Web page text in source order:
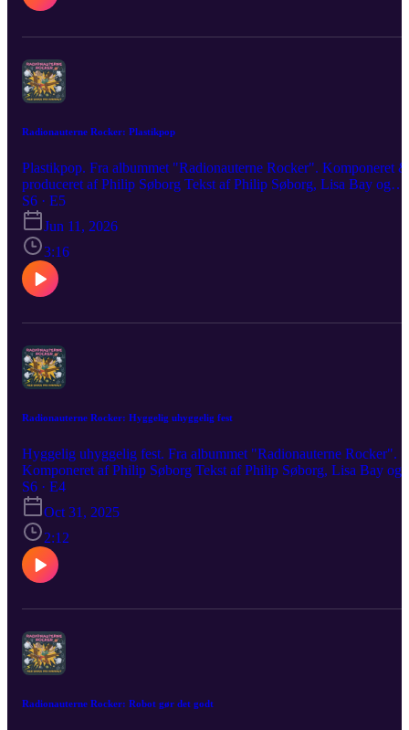
Radionauterne Rocker: Plastikpop
Plastikpop. Fra albummet "Radionauterne Rocker". Komponeret &
produceret af Philip Søborg Tekst af Philip Søborg, Lisa Bay og
Karen Brüel Birkegaard Vokal: Philip Søborg Kor: Philip Søborg
Produceret af Radionauterne Media Aps
S6 · E5
Jun 11, 2026
3:16
Radionauterne Rocker: Hyggelig uhyggelig fest
Hyggelig uhyggelig fest. Fra albummet "Radionauterne Rocker".
Komponeret af Philip Søborg Tekst af Philip Søborg, Lisa Bay og
Karen Brüel Birkegaard Vokal: Philip Søborg Kor: Mathilde
Gudrun Larsen Produceret af Radionauterne Media Aps
S6 · E4
Oct 31, 2025
2:12
Radionauterne Rocker: Robot gør det godt